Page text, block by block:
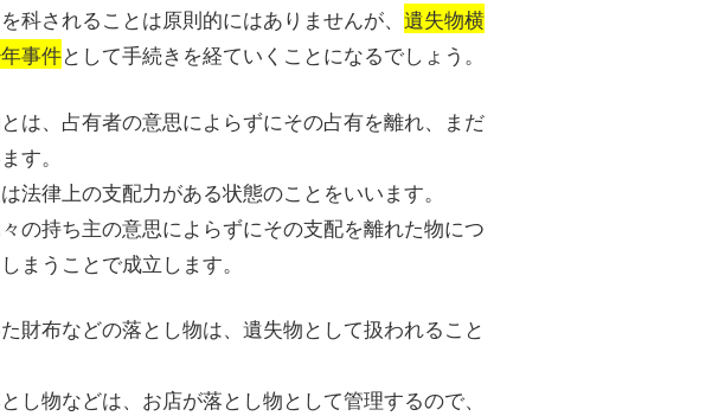
科されることは原則的にはありませんが、 遺失物横
事件として手続きを経ていくことになるでしょう。
は、占有者の意思によらずにその占有を離れ、まだ
す。
法律上の支配力がある状態のことをいいます。
の持ち主の意思によらずにその支配を離れた物につ
まうことで成立します。
財布などの落とし物は、遺失物として扱われること
し物などは、お店が落とし物として管理するので、